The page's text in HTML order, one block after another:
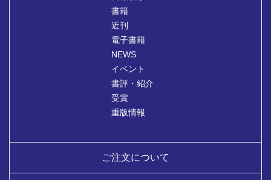
書籍
近刊
電子書籍
NEWS
イベント
書評・紹介
受賞
重版情報
ご注文について